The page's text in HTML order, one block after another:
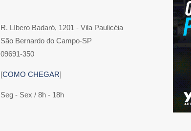
R. Líbero Badaró, 1201 - Vila Paulicéia
São Bernardo do Campo-SP
09691-350
[COMO CHEGAR]
Seg - Sex / 8h - 18h